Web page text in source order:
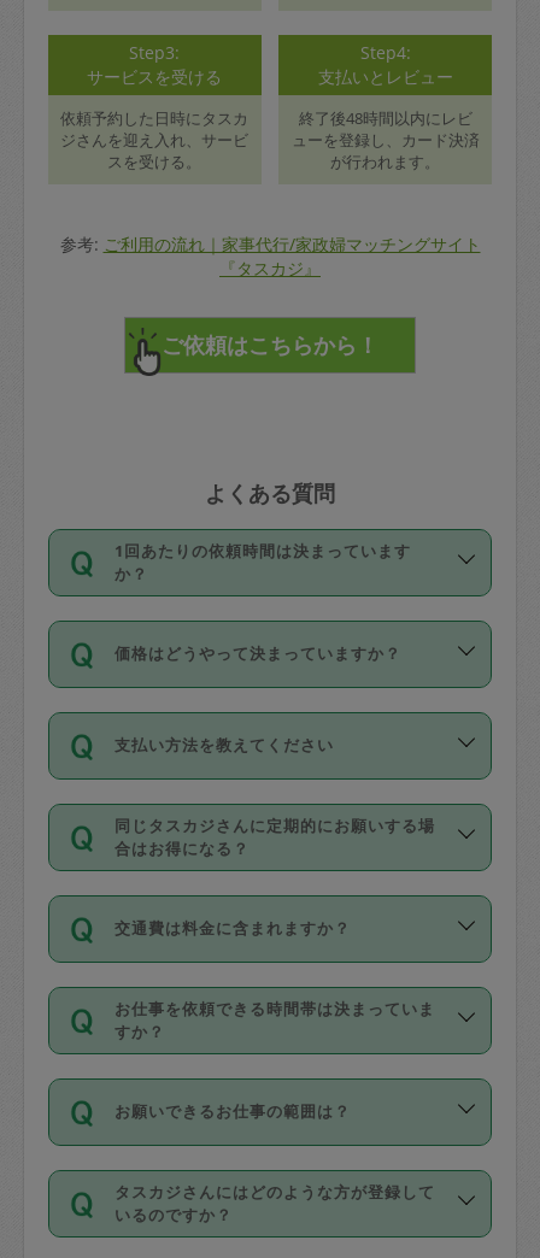
Step3:
サービスを受ける
依頼予約した日時にタスカ
ジさんを迎え入れ、サービ
スを受ける。
Step4:
支払いとレビュー
終了後48時間以内にレビ
ューを登録し、カード決済
が行われます。
参考: ご利用の流れ｜家事代行/家政婦マッチングサイト
『タスカジ』
よくある質問
1回あたりの依頼時間は決まっています
か？
依頼1回につき3時間固定です。3時間を
超えて依頼したい場合は、延長機能をご
利用ください。機能をご利用いただくに
の上事前申請することが必要です。な
お、3時間を下回っても、値引き等はござ
いません。
価格はどうやって決まっていますか？
11種類の価格帯の中からタスカジさん自
身が価格を選んで設定しています。
タスカジさんの価格設定には最初は制限
があり、レビュー件数、レビューの平均
値、などで除々に設定可能な最高額が上
がっていく仕組みになっています。
支払い方法を教えてください
お支払方法はクレジットカード（Visa／
Master／JCB／AMERICAN EXPRESS／
Diners Club）のみとなります。
を行う際にご入力ください。プロフィー
ル登録時にはご入力いただかなくても大
丈夫です。
デビットカード・プリペイドカード（Vプ
リカ、au WALLETなど）は支払にはご利
銀行振込や現金払いも対応していませ
なお、タスカジさんの交通費も、依頼料
金のご請求と合わせてお支払いとなりま
同じタスカジさんに定期的にお願いする場
合はお得になる？
依頼には「スポット」と「定期（毎週｜
隔週）」があり、「定期」の依頼は「ス
ポット」よりお得な料金でご利用できま
す。
定期の最低利用回数は設けていない代わ
りに、一定数を超えたキャンセルは有償
（例：毎週定期の場合は３回以上のキャ
ンセルが有償（1200円、隔週定期の場合
は２回以上のキャンセルが有償（1200
交通費は料金に含まれますか？
交通費は依頼料金とは別途発生し、依頼
料金のご請求と合わせてお支払いとなり
ます。交通費の金額は「依頼の詳細」に
お仕事を依頼できる時間帯は決まっていま
すか？
時間帯は3種類あります。いずれも１回あ
たり３時間です。
・ＡＭ ９時～１２時
・ＰＭ １３時～１６時
・夜 １８時～２１時
お願いできるお仕事の範囲は？
掃除、整理収納、洗濯、買い物、料理、
作り置きです。タスカジさんによってで
きる仕事の範囲が異なりますので、依頼
タスカジさんにはどのような方が登録して
いるのですか？